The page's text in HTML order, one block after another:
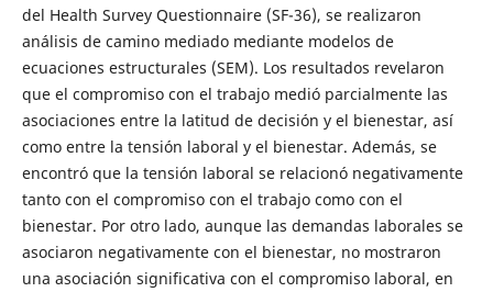
del Health Survey Questionnaire (SF-36), se realizaron
análisis de camino mediado mediante modelos de
ecuaciones estructurales (SEM). Los resultados revelaron
que el compromiso con el trabajo medió parcialmente las
asociaciones entre la latitud de decisión y el bienestar, así
como entre la tensión laboral y el bienestar. Además, se
encontró que la tensión laboral se relacionó negativamente
tanto con el compromiso con el trabajo como con el
bienestar. Por otro lado, aunque las demandas laborales se
asociaron negativamente con el bienestar, no mostraron
una asociación significativa con el compromiso laboral, en